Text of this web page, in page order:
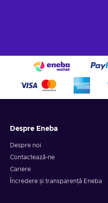
Despre Eneba
Despre noi
Contactează-ne
Cariere
Încredere și transparență Eneba